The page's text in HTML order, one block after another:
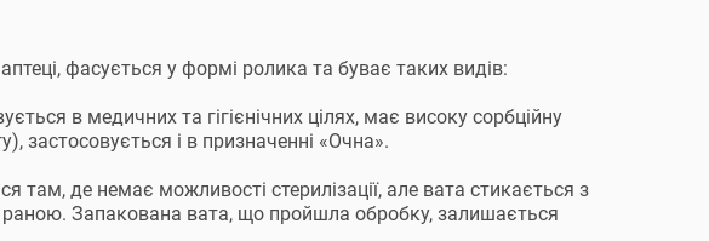
фасується у формі ролика та буває таких видів:
в медичних та гігієнічних цілях, має високу сорбційну
застосовується і в призначенні «Очна».
там, де немає можливості стерилізації, але вата стикається з
Запакована вата, що пройшла обробку, залишається